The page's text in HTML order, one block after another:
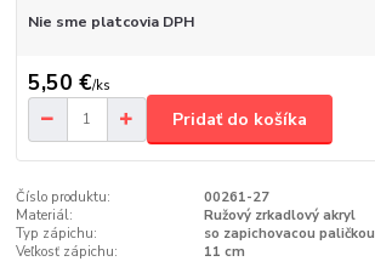
Nie sme platcovia DPH
5,50 €/ks
Pridať do košíka
Číslo produktu:
00261-27
Materiál:
Ružový zrkadlový akryl
Typ zápichu:
so zapichovacou paličkou
Veľkosť zápichu:
11 cm